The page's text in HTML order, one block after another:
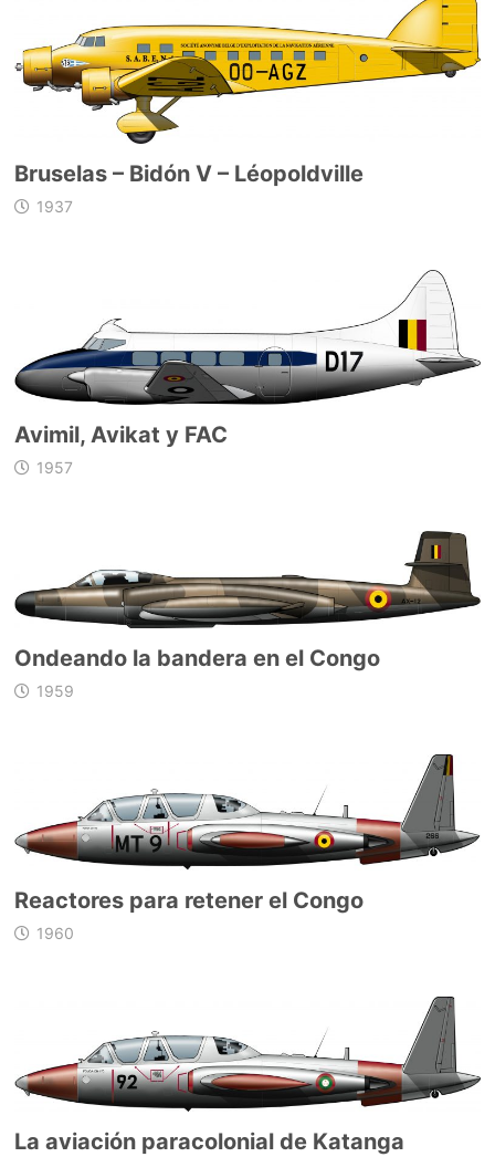
Bruselas – Bidón V – Léopoldville
1937
Avimil, Avikat y FAC
1957
Ondeando la bandera en el Congo
1959
Reactores para retener el Congo
1960
La aviación paracolonial de Katanga